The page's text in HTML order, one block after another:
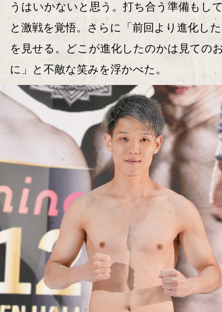
うはいかないと思う。打ち合う準備もし
と激戦を覚悟。さらに「前回より進化し
を見せる。どこが進化したのかは見ての
に」と不敵な笑みを浮かべた。